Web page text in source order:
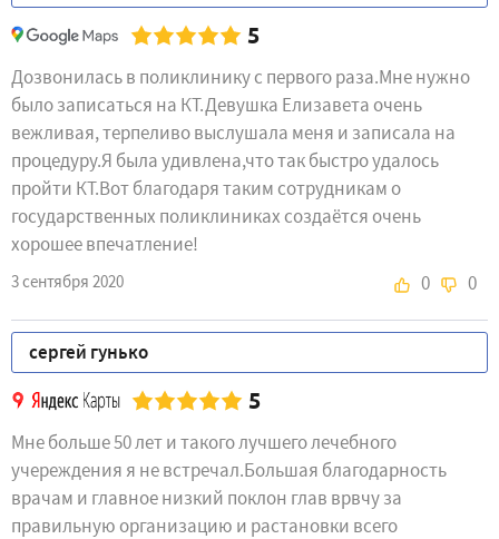
5
Дозвонилась в поликлинику с первого раза.Мне нужно
было записаться на КТ.Девушка Елизавета очень
вежливая, терпеливо выслушала меня и записала на
процедуру.Я была удивлена,что так быстро удалось
пройти КТ.Вот благодаря таким сотрудникам о
государственных поликлиниках создаётся очень
хорошее впечатление!
3 сентября 2020 0 0
сергей гунько
5
Мне больше 50 лет и такого лучшего лечебного
учереждения я не встречал.Большая благодарность
врачам и главное низкий поклон глав врвчу за
правильную организацию и растановки всего